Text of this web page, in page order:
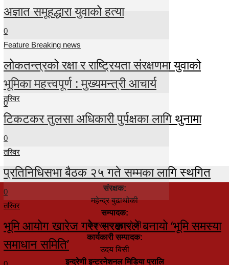
अज्ञात समूहद्धारा युवाको हत्या
0
Feature Breaking news
लोकतन्त्रको रक्षा र राष्ट्रियता संरक्षणमा युवाको
भूमिका महत्त्वपूर्ण : मुख्यमन्त्री आचार्य
0
तस्विर
टिकटकर तुलसा अधिकारी पुर्पक्षका लागि थुनामा
0
तस्विर
प्रतिनिधिसभा बैठक २५ गते सम्मका लागि स्थगित
0
तस्विर
भूमि आयोग खारेज गरेर सरकारले बनायो ‘भूमि समस्या
समाधान समिति’
संरक्षक:
महेन्द्र बुढाथोकी
सम्पादक:
केशरमान बुढाथोकी
कार्यकारी सम्पादक:
उदय बिसी
इन्द्रेणी इन्टरनेशनल मिडिया प्रालि